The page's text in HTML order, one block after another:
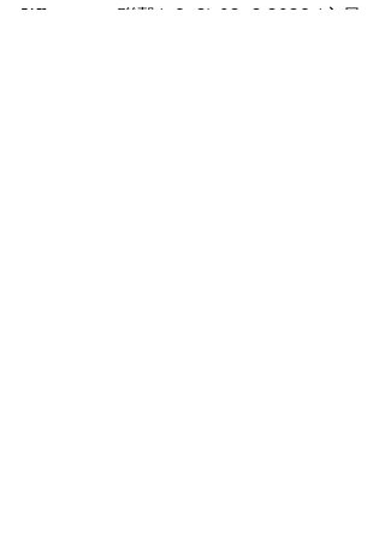
WhatsApp聯繫(+852) 9242 2928 (交易